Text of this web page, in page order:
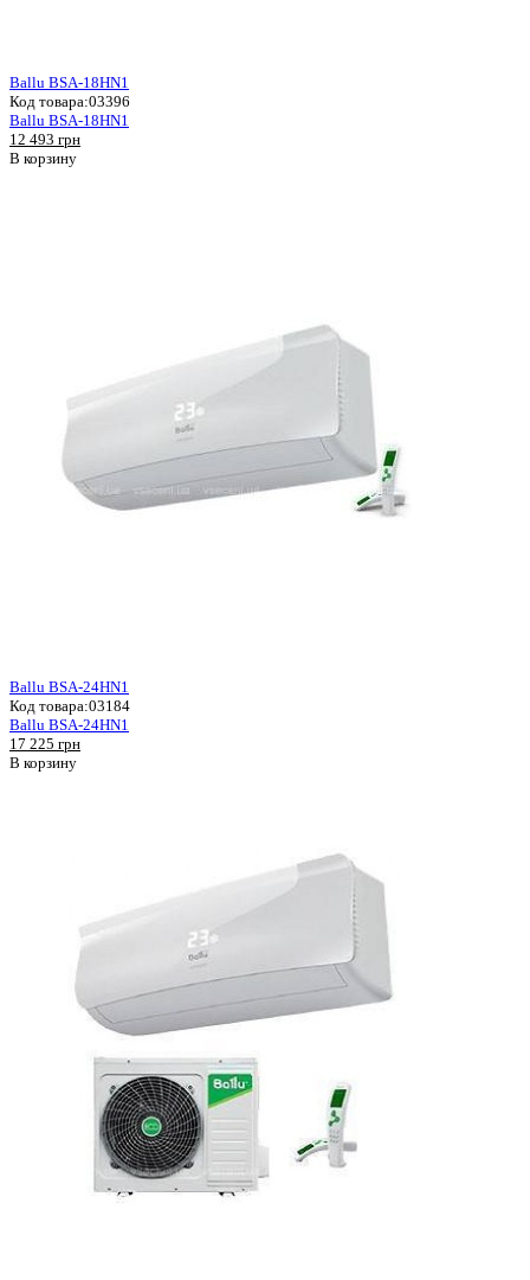
Ballu BSA-18HN1
Код товара:03396
Ballu BSA-18HN1
12 493 грн
В корзину
Ballu BSA-24HN1
Код товара:03184
Ballu BSA-24HN1
17 225 грн
В корзину